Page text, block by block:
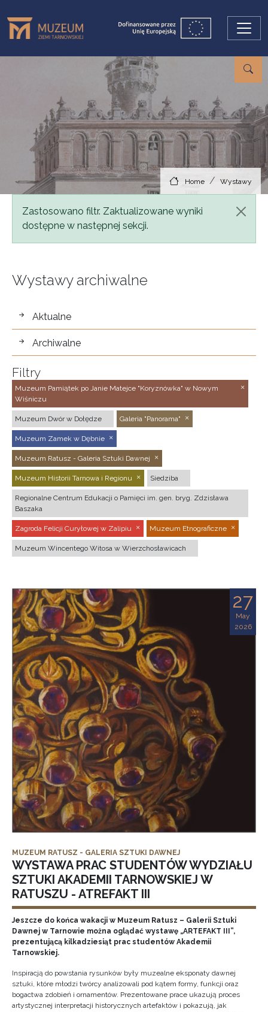
Home Wystawy
Status message
Zastosowano filtr. Zaktualizowane wyniki
dostępne w następnej sekcji.
Wystawy archiwalne
wystawy
Aktualne
Archiwalne
Filtry
Muzeum Pamiątek po Janie Matejce "Koryznówka" w Nowym
Wiśniczu
Muzeum Dwór w Dołędze Galeria "Panorama"
Muzeum Zamek w Dębnie
Muzeum Ratusz - Galeria Sztuki Dawnej
Muzeum Historii Tarnowa i Regionu Siedziba
Regionalne Centrum Edukacji o Pamięci im. gen. bryg. Zdzisława
Baszaka
Zagroda Felicji Curyłowej w Zalipiu Muzeum Etnograficzne
Muzeum Wincentego Witosa w Wierzchosławicach
27
May
2026
MUZEUM RATUSZ - GALERIA SZTUKI DAWNEJ
WYSTAWA PRAC STUDENTÓW WYDZIAŁU
SZTUKI AKADEMII TARNOWSKIEJ W
RATUSZU - ATREFAKT III
Jeszcze do końca wakacji w Muzeum Ratusz – Galerii Sztuki
Dawnej w Tarnowie można oglądać wystawę „ARTEFAKT III”,
prezentującą kilkadziesiąt prac studentów Akademii
Tarnowskiej.
Inspiracją do powstania rysunków były muzealne eksponaty dawnej
sztuki, które młodzi twórcy analizowali pod kątem formy, funkcji oraz
bogactwa zdobień i ornamentów. Prezentowane prace ukazują proces
artystycznej interpretacji historycznych artefaktów i pokazują, jak